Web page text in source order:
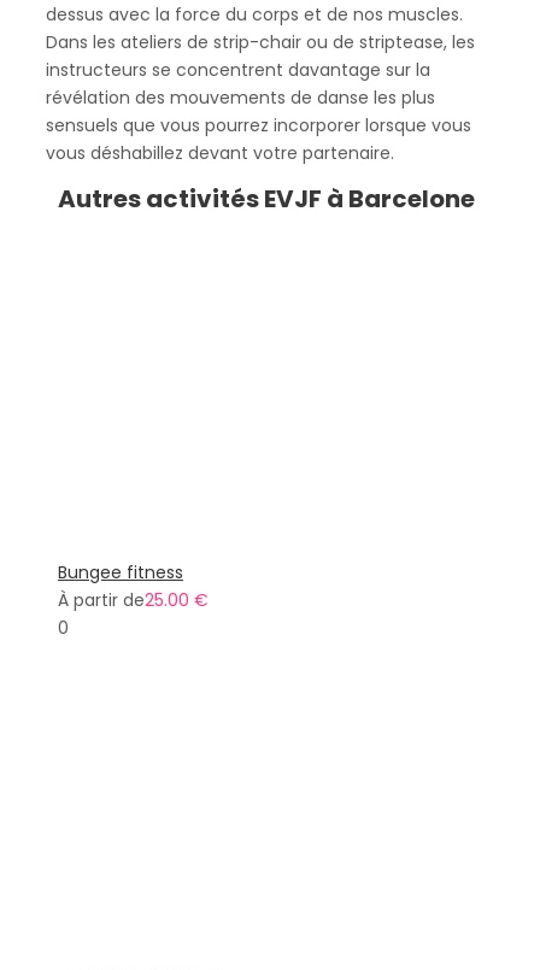
dessus avec la force du corps et de nos muscles.
Dans les ateliers de strip-chair ou de striptease, les
instructeurs se concentrent davantage sur la
révélation des mouvements de danse les plus
sensuels que vous pourrez incorporer lorsque vous
vous déshabillez devant votre partenaire.
Autres activités EVJF à Barcelone
Bungee fitness
À partir de25.00 €
0